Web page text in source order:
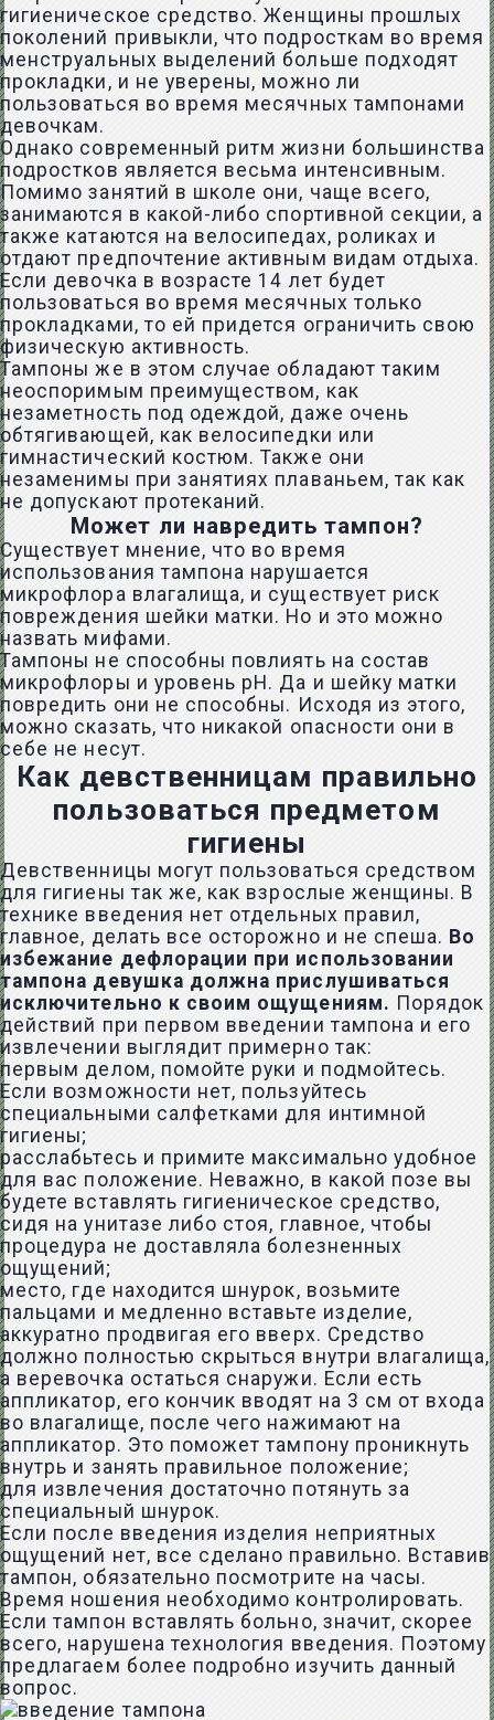
гигиеническое средство. Женщины прошлых
поколений привыкли, что подросткам во время
менструальных выделений больше подходят
прокладки, и не уверены, можно ли
пользоваться во время месячных тампонами
девочкам.
Однако современный ритм жизни большинства
подростков является весьма интенсивным.
Помимо занятий в школе они, чаще всего,
занимаются в какой-либо спортивной секции, а
также катаются на велосипедах, роликах и
отдают предпочтение активным видам отдыха.
Если девочка в возрасте 14 лет будет
пользоваться во время месячных только
прокладками, то ей придется ограничить свою
физическую активность.
Тампоны же в этом случае обладают таким
неоспоримым преимуществом, как
незаметность под одеждой, даже очень
обтягивающей, как велосипедки или
гимнастический костюм. Также они
незаменимы при занятиях плаваньем, так как
не допускают протеканий.
Может ли навредить тампон?
Существует мнение, что во время
использования тампона нарушается
микрофлора влагалища, и существует риск
повреждения шейки матки. Но и это можно
назвать мифами.
Тампоны не способны повлиять на состав
микрофлоры и уровень pH. Да и шейку матки
повредить они не способны. Исходя из этого,
можно сказать, что никакой опасности они в
себе не несут.
Как девственницам правильно
пользоваться предметом
гигиены
Девственницы могут пользоваться средством
для гигиены так же, как взрослые женщины. В
технике введения нет отдельных правил,
главное, делать все осторожно и не спеша. Во
избежание дефлорации при использовании
тампона девушка должна прислушиваться
исключительно к своим ощущениям. Порядок
действий при первом введении тампона и его
извлечении выглядит примерно так:
первым делом, помойте руки и подмойтесь.
Если возможности нет, пользуйтесь
специальными салфетками для интимной
гигиены;
расслабьтесь и примите максимально удобное
для вас положение. Неважно, в какой позе вы
будете вставлять гигиеническое средство,
сидя на унитазе либо стоя, главное, чтобы
процедура не доставляла болезненных
ощущений;
место, где находится шнурок, возьмите
пальцами и медленно вставьте изделие,
аккуратно продвигая его вверх. Средство
должно полностью скрыться внутри влагалища,
а веревочка остаться снаружи. Если есть
аппликатор, его кончик вводят на 3 см от входа
во влагалище, после чего нажимают на
аппликатор. Это поможет тампону проникнуть
внутрь и занять правильное положение;
для извлечения достаточно потянуть за
специальный шнурок.
Если после введения изделия неприятных
ощущений нет, все сделано правильно. Вставив
тампон, обязательно посмотрите на часы.
Время ношения необходимо контролировать.
Если тампон вставлять больно, значит, скорее
всего, нарушена технология введения. Поэтому
предлагаем более подробно изучить данный
вопрос.